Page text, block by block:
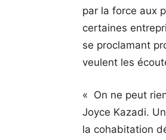
par la force aux
certaines
se proclamant
veulent les
« On ne peut
Joyce Kazadi.
la cohabitation